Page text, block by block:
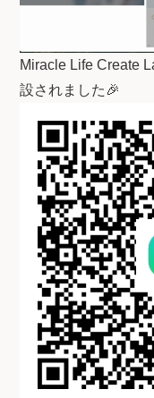
Miracle Life Create
設されました🎉